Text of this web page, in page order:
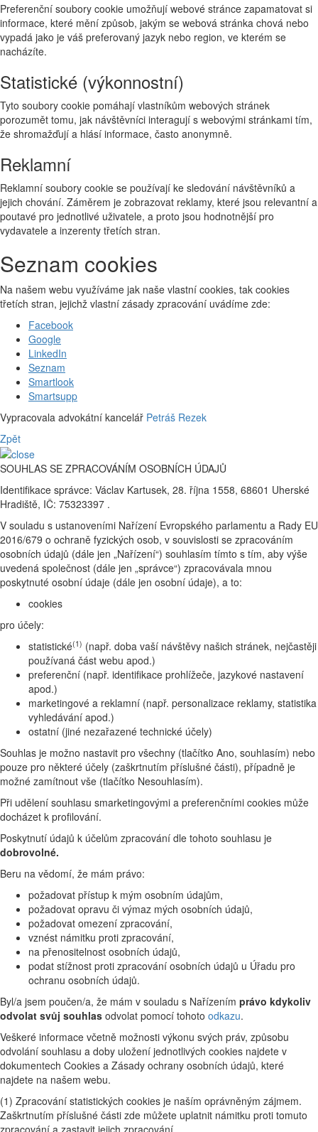
Preferenční soubory cookie umožňují webové stránce zapamatovat si
informace, které mění způsob, jakým se webová stránka chová nebo
vypadá jako je váš preferovaný jazyk nebo region, ve kterém se
nacházíte.
Statistické (výkonnostní)
Tyto soubory cookie pomáhají vlastníkům webových stránek
porozumět tomu, jak návštěvníci interagují s webovými stránkami tím,
že shromažďují a hlásí informace, často anonymně.
Reklamní
Reklamní soubory cookie se používají ke sledování návštěvníků a
jejich chování. Záměrem je zobrazovat reklamy, které jsou relevantní a
poutavé pro jednotlivé uživatele, a proto jsou hodnotnější pro
vydavatele a inzerenty třetích stran.
Seznam cookies
Na našem webu využíváme jak naše vlastní cookies, tak cookies
třetích stran, jejichž vlastní zásady zpracování uvádíme zde:
Facebook
Google
LinkedIn
Seznam
Smartlook
Smartsupp
Vypracovala advokátní kancelář Petráš Rezek
Zpět
SOUHLAS SE ZPRACOVÁNÍM OSOBNÍCH ÚDAJŮ
Identifikace správce: Václav Kartusek, 28. října 1558, 68601 Uherské
Hradiště, IČ: 75323397 .
V souladu s ustanoveními Nařízení Evropského parlamentu a Rady EU
2016/679 o ochraně fyzických osob, v souvislosti se zpracováním
osobních údajů (dále jen „Nařízení“) souhlasím tímto s tím, aby výše
uvedená společnost (dále jen „správce“) zpracovávala mnou
poskytnuté osobní údaje (dále jen osobní údaje), a to:
cookies
pro účely:
statistické(1) (např. doba vaší návštěvy našich stránek, nejčastěji
používaná část webu apod.)
preferenční (např. identifikace prohlížeče, jazykové nastavení
apod.)
marketingové a reklamní (např. personalizace reklamy, statistika
vyhledávání apod.)
ostatní (jiné nezařazené technické účely)
Souhlas je možno nastavit pro všechny (tlačítko Ano, souhlasím) nebo
pouze pro některé účely (zaškrtnutím příslušné části), případně je
možné zamítnout vše (tlačítko Nesouhlasím).
Při udělení souhlasu smarketingovými a preferenčními cookies může
docházet k profilování.
Poskytnutí údajů k účelům zpracování dle tohoto souhlasu je
dobrovolné.
Beru na vědomí, že mám právo:
požadovat přístup k mým osobním údajům,
požadovat opravu či výmaz mých osobních údajů,
požadovat omezení zpracování,
vznést námitku proti zpracování,
na přenositelnost osobních údajů,
podat stížnost proti zpracování osobních údajů u Úřadu pro
ochranu osobních údajů.
Byl/a jsem poučen/a, že mám v souladu s Nařízením právo kdykoliv
odvolat svůj souhlas odvolat pomocí tohoto odkazu.
Veškeré informace včetně možnosti výkonu svých práv, způsobu
odvolání souhlasu a doby uložení jednotlivých cookies najdete v
dokumentech Cookies a Zásady ochrany osobních údajů, které
najdete na našem webu.
(1) Zpracování statistických cookies je naším oprávněným zájmem.
Zaškrtnutím příslušné části zde můžete uplatnit námitku proti tomuto